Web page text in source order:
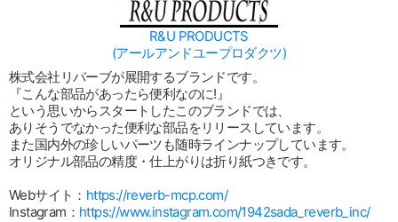
R&U PRODUCTS
(アールアンドユープロダクツ)
株式会社リバーブが展開するブランドです。
『こんな部品があったら便利なのに!』
という思いからスタートしたこのブランドでは、
ありそうでなかった便利な部品をリリースしています。
また国内外の珍しいパーツも随時ラインナップしています。
オリジナル部品の精度・仕上がりは折り紙つきです。
Webサイト： https://reverb-mcp.com/
Instagram： https://www.instagram.com/1942sada_reverb_inc/